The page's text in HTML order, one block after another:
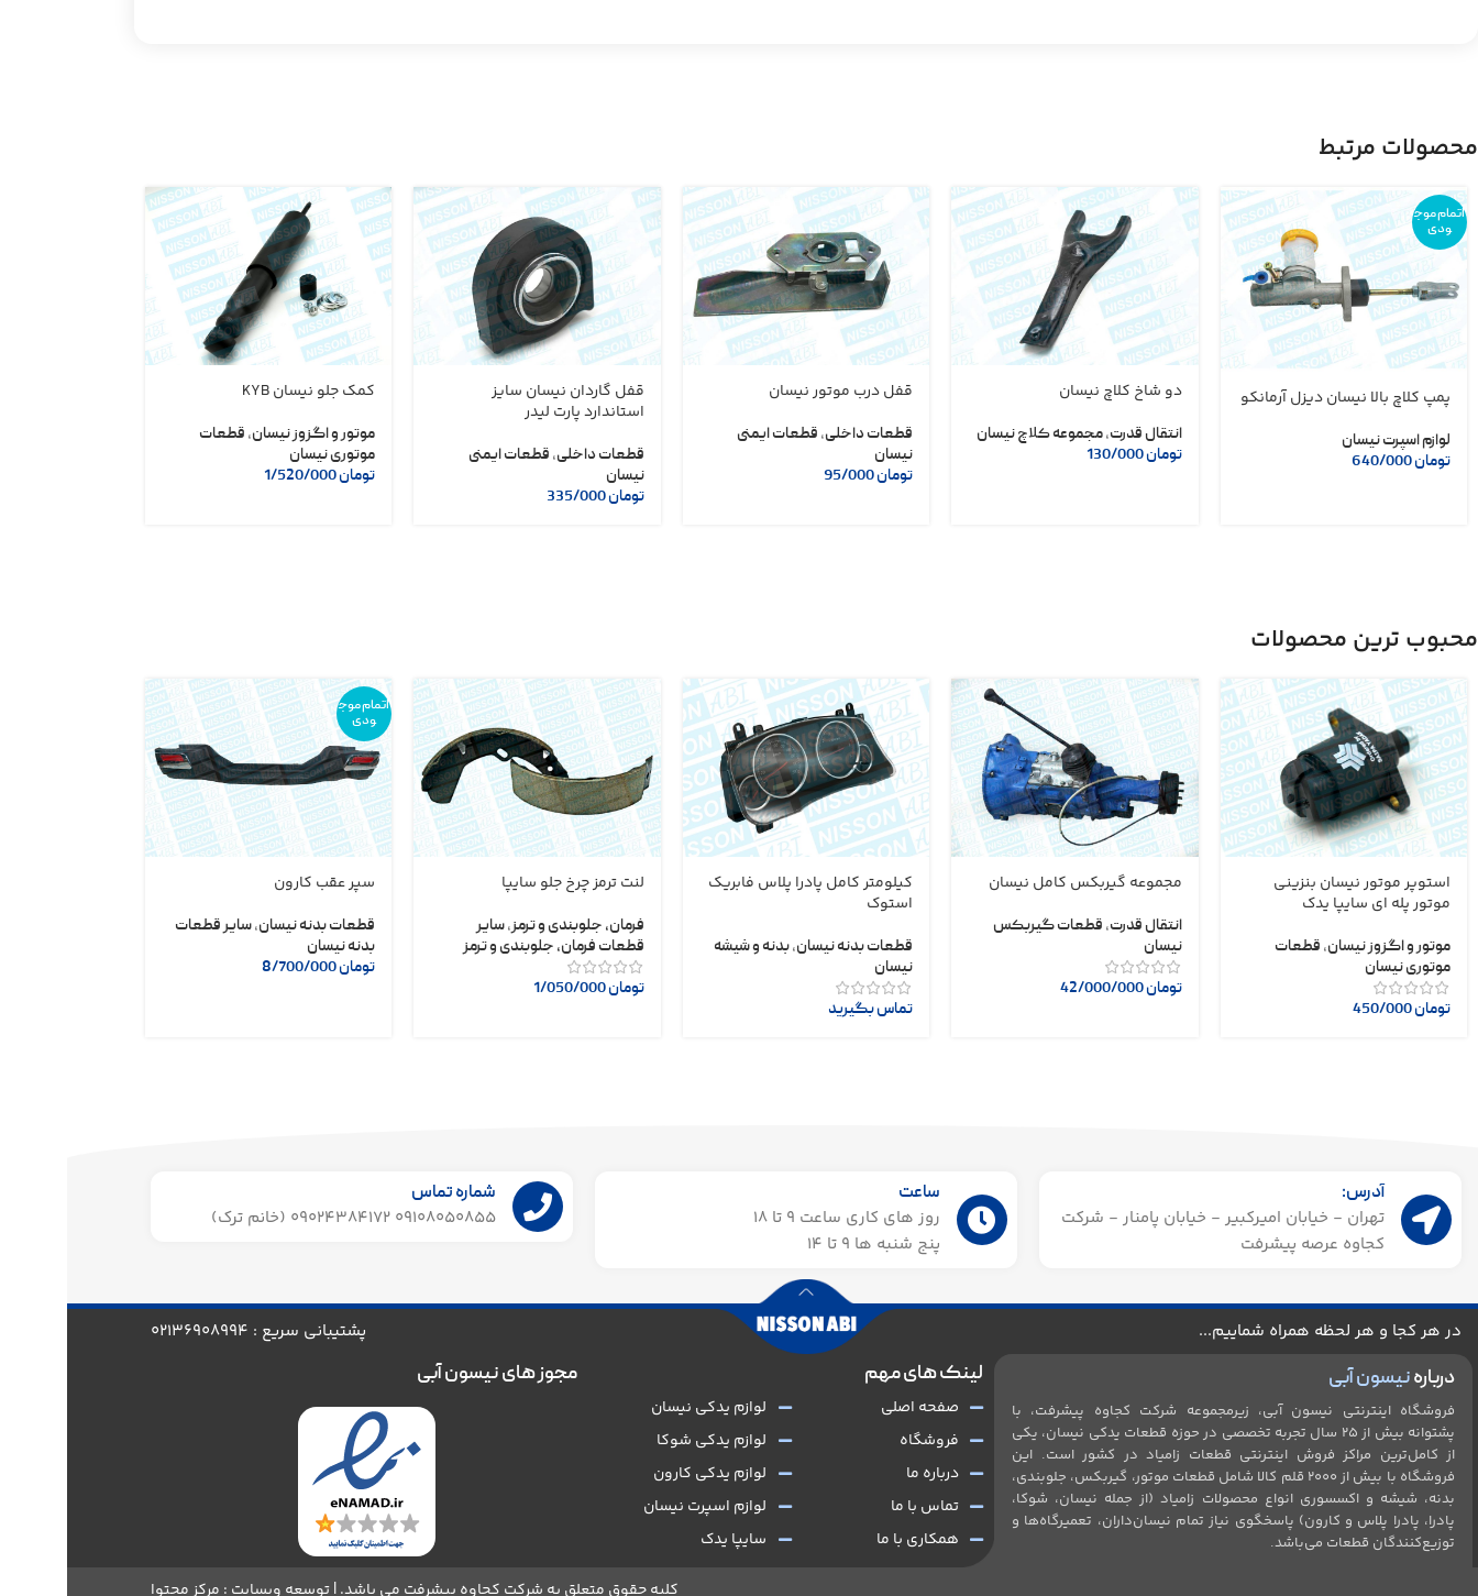
محصولات مرتبط
اتمام موج
ودی
پمپ کلاچ بالا نیسان دیزل آرمانکو
لوازم اسپرت نیسان
تومان
دو شاخ کلاچ نیسان
انتقال قدرت,مجموعه کلاچ نیسان
تومان130/000
قفل درب موتور نیسان
قطعات داخلی, قطعات ایمنی
نیسان
تومان
قفل گاردان نیسان سایز
استاندارد پارت لیدر
قطعات داخلی, قطعات ایمنی
نیسان
تومان335/000
کمک جلو نیسان KYB
موتور و اگزوز نیسان, قطعات
موتوری نیسان
تومان
محبوب ترین محصولات
استوپر موتور نیسان بنزینی
موتور پله ای سایپا یدک
موتور و اگزوز نیسان, قطعات
موتوری نیسان
تومان
مجموعه گیربکس کامل نیسان
انتقال قدرت, قطعات گیربکس
نیسان
تومان42/000/000
کیلومتر کامل پادرا پلاس فابریک
استوک
قطعات بدنه نیسان,بدنه و شیشه
نیسان
تماس بگیرید
لنت ترمز چرخ جلو سایپا
فرمان، جلوبندی و ترمز,سایر
قطعات فرمان، جلوبندی و ترمز
تومان1/050/000
اتمام موج
ودی
سپر عقب کارون
قطعات بدنه نیسان,سایر قطعات
بدنه نیسان
تومان
آدرس:
تهران - خیابان امیرکبیر - خیابان پامنار - شرکت
کجاوه عرصه پیشرفت
ساعت
روز های کاری ساعت ۹ تا 18
پنج شنبه ها 9 تا 14​
شماره تماس
09108050855 09024384172 (خانم ترک)
در هر کجا و هر لحظه همراه شماییم... پشتیبانی سریع : 02136908994
دربارهنیسون آبی
فروشگاه اینترنتی نیسون آبی، زیرمجموعه شرکت کجاوه پیشرفت، با
پشتوانه بیش از ۲۵ سال تجربه تخصصی در حوزه قطعات یدکی نیسان، یکی
از کامل‌ترین مراکز فروش اینترنتی قطعات زامیاد در کشور است. این
فروشگاه با بیش از 2۰۰۰ قلم کالا شامل قطعات موتور، گیربکس، جلو‌بندی،
بدنه، شیشه و اکسسوری انواع محصولات زامیاد (از جمله نیسان، شوکا،
پادرا، پادرا پلاس و کارون) پاسخگوی نیاز تمام نیسان‌داران، تعمیرگاه‌ها و
توزیع‌کنندگان قطعات می‌باشد.
لینک های مهم
صفحه اصلی
فروشگاه
درباره ما
تماس با ما
همکاری با ما
لوازم یدکی نیسان
لوازم یدکی شوکا
لوازم یدکی کارون
لوازم اسپرت نیسان
سایپا یدک
مجوز های نیسون آبی
کلیه حقوق متعلق به شرکت کجاوه پیشرفت می باشد. | توسعه وبسایت : مرکز محتوا